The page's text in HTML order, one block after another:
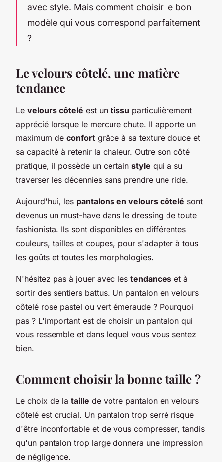
avec style. Mais comment choisir le bon
modèle qui vous correspond parfaitement
?
Le velours côtelé, une matière
tendance
Le velours côtelé est un tissu particulièrement
apprécié lorsque le mercure chute. Il apporte un
maximum de confort grâce à sa texture douce et
sa capacité à retenir la chaleur. Outre son côté
pratique, il possède un certain style qui a su
traverser les décennies sans prendre une ride.
Aujourd'hui, les pantalons en velours côtelé sont
devenus un must-have dans le dressing de toute
fashionista. Ils sont disponibles en différentes
couleurs, tailles et coupes, pour s'adapter à tous
les goûts et toutes les morphologies.
N'hésitez pas à jouer avec les tendances et à
sortir des sentiers battus. Un pantalon en velours
côtelé rose pastel ou vert émeraude ? Pourquoi
pas ? L'important est de choisir un pantalon qui
vous ressemble et dans lequel vous vous sentez
bien.
Comment choisir la bonne taille ?
Le choix de la taille de votre pantalon en velours
côtelé est crucial. Un pantalon trop serré risque
d'être inconfortable et de vous compresser, tandis
qu'un pantalon trop large donnera une impression
de négligence.